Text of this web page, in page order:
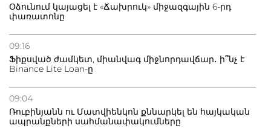
Օձունում կայացել է «Ճախրուկ» միջազգային 6-րդ
փառատոնը
09:16
Ֆիքսված ժամկետ, միանվագ միջնորդավճար․ ի՞նչ է
Binance Lite Loan-ը
09:04
Ռուբինյանն ու Մատվիենկոն քննարկել են հայկական
ապրանքների սահմանափակումները